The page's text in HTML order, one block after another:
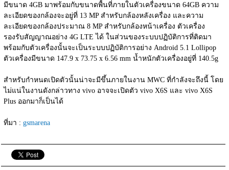
มีขนาด 4GB มาพร้อมกับขนาดพื้นที่ภายในตัวเครื่องขนาด 64GB ความ
ละเอียดของกล้องจะอยู่ที่ 13 MP สำหรับกล้องหลังเครื่อง และความ
ละเอียดของกล้องประมาณ 8 MP สำหรับกล้องหน้าเครื่อง ตัวเครื่อง
รองรับสัญญาณอย่าง 4G LTE ได้ ในส่วนของระบบปฏิบัติการที่ติดมา
พร้อมกับตัวเครื่องนั้นจะเป็นระบบปฏิบัติการอย่าง Android 5.1 Lollipop
ตัวเครื่องมีขนาด 147.9 x 73.75 x 6.56 mm น้ำหนักตัวเครื่องอยู่ที่ 140.5g
สำหรับกำหนดเปิดตัวนั้นน่าจะมีขึ้นภายในงาน MWC ที่กำลังจะถึงนี้ โดย
ไม่แน่ในงานดังกล่าวทาง vivo อาจจะเปิดตัว vivo X6S และ vivo X6S
Plus ออกมาก็เป็นได้
ที่มา : gsmarena